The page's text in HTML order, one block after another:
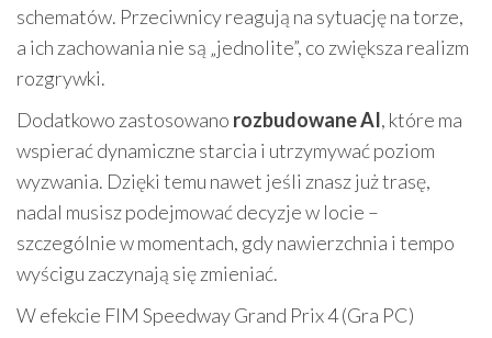
schematów. Przeciwnicy reagują na sytuację na torze,
a ich zachowania nie są „jednolite”, co zwiększa realizm
rozgrywki.
Dodatkowo zastosowano rozbudowane AI, które ma
wspierać dynamiczne starcia i utrzymywać poziom
wyzwania. Dzięki temu nawet jeśli znasz już trasę,
nadal musisz podejmować decyzje w locie –
szczególnie w momentach, gdy nawierzchnia i tempo
wyścigu zaczynają się zmieniać.
W efekcie FIM Speedway Grand Prix 4 (Gra PC)